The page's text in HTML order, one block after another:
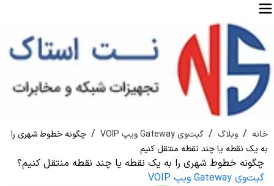
خانه / وبلاگ / گیت‌وی Gateway ویپ VOIP / چگونه خطوط شهری را
به یک نقطه یا چند نقطه منتقل کنیم
چگونه خطوط شهری را به یک نقطه یا چند نقطه منتقل کنیم؟
گیت‌وی Gateway ویپ VOIP